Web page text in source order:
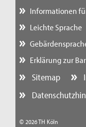
Informationen
Leichte Sprache
Erklärung zur
Sitemap
© 2026 TH Köln